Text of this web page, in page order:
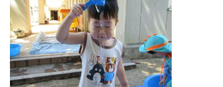
1歳・2歳親子登園［マリポサクラ
ス ]
2歳児ひとり登園［ゆず組 ]
グループ施設・
関係先リンク